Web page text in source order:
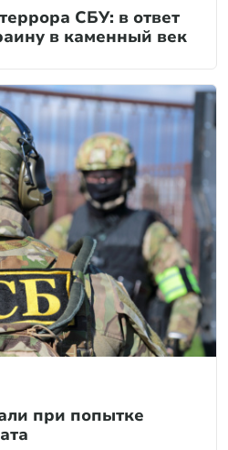
СБУ: в ответ
в каменный век
при попытке